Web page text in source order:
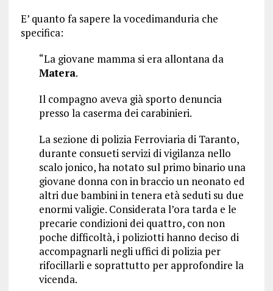
E’ quanto fa sapere la vocedimanduria che
specifica:
“La giovane mamma si era allontana da
Matera.
Il compagno aveva già sporto denuncia
presso la caserma dei carabinieri.
La sezione di polizia Ferroviaria di Taranto,
durante consueti servizi di vigilanza nello
scalo jonico, ha notato sul primo binario una
giovane donna con in braccio un neonato ed
altri due bambini in tenera età seduti su due
enormi valigie. Considerata l’ora tarda e le
precarie condizioni dei quattro, con non
poche difficoltà, i poliziotti hanno deciso di
accompagnarli negli uffici di polizia per
rifocillarli e soprattutto per approfondire la
vicenda.